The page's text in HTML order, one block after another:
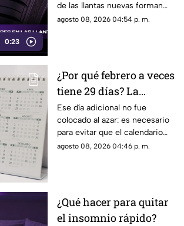
0:23
de las llantas nuevas forman
parte del proceso de
agosto 08, 2026 04:54 p. m.
¿Por qué febrero a veces
tiene 29 días? La
curiosa razón detrás de
los años bisiestos
Ese día adicional no fue
colocado al azar: es necesario
para evitar que el calendario
pierda sincronía con las
agosto 08, 2026 04:46 p. m.
¿Qué hacer para quitar
el insomnio rápido?